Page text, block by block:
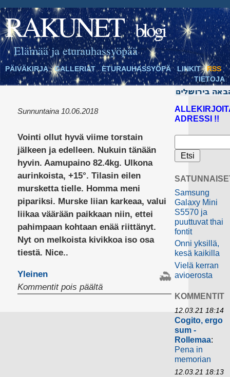
RAKUNET blogi
Elämää ja eturauhassyöpää
PÄIVÄKIRJA GALLERIAT ETURAUHASSYÖPÄ LINKIT
RSS
TIETOJA
Sunnuntaina 10.06.2018
Vointi ollut hyvä viime torstain
jälkeen ja edelleen. Nukuin tänään
hyvin. Aamupaino 82.4kg. Ulkona
aurinkoista, +15°. Tilasin eilen
mursketta tielle. Homma meni
pipariksi. Murske liian karkeaa, valui
liikaa väärään paikkaan niin, ettei
pahimpaan kohtaan enää riittänyt.
Nyt on melkoista kivikkoa iso osa
tiestä. Nice..
Yleinen
Kommentit pois päältäartikkelissa
ADRESSI !!
Samsung
Galaxy Mini
S5570 ja
puuttuvat thai
fontit
Onni yksillä,
kesä kaikilla
Vielä kerran
avioerosta
KOMMENTIT
12.03.21 18:14
Cogito, ergo
sum -
Rollemaa:
Pena in
memorian
12.03.21 18:13